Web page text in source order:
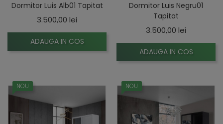
Dormitor Luis Alb01 Tapitat
3.500,00 lei
ADAUGA IN COS
Dormitor Luis Negru01
Tapitat
3.500,00 lei
ADAUGA IN COS
NOU NOU